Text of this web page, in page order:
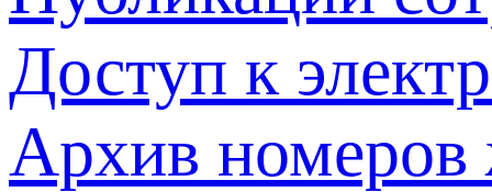
Доступ к
Архив номеров